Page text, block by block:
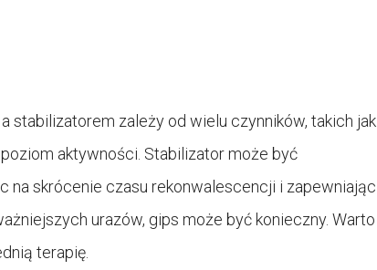
stabilizatorem zależy od wielu czynników, takich jak
aktywności. Stabilizator może być
na skrócenie czasu rekonwalescencji i zapewniając
urazów, gips może być konieczny. Warto
terapię.